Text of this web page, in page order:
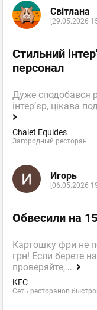
Світлана
[29.05.2026
Стильний
персонал
Дуже сподобався
інтер’єр, цікава
Chalet Equides
Загородный ресторан
Игорь
[06.05.2026
Обвесили на
Картошку фри не
грн! Если берете
проверяйте, ...
KFC
Сеть ресторанов